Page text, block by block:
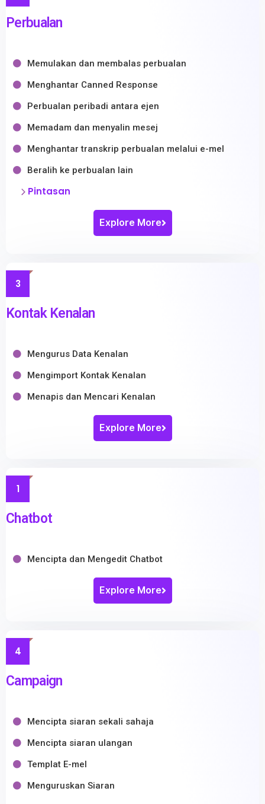
Perbualan
Memulakan dan membalas perbualan
Menghantar Canned Response
Perbualan peribadi antara ejen
Memadam dan menyalin mesej
Menghantar transkrip perbualan melalui e-mel
Beralih ke perbualan lain
Pintasan
Explore More
3
Kontak Kenalan
Mengurus Data Kenalan
Mengimport Kontak Kenalan
Menapis dan Mencari Kenalan
Explore More
1
Chatbot
Mencipta dan Mengedit Chatbot
Explore More
4
Campaign
Mencipta siaran sekali sahaja
Mencipta siaran ulangan
Templat E-mel
Menguruskan Siaran